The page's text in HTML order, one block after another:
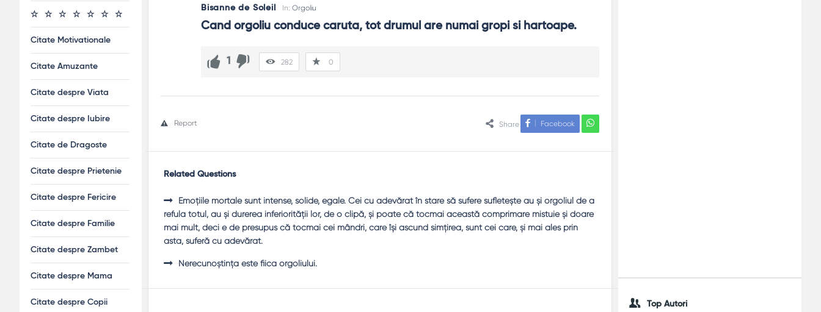
Bisanne de Soleil In: Orgoliu
Cand orgoliu conduce caruta, tot drumul are numai gropi si hartoape.
1 282 0
Share Facebook
Report
Related Questions
Emoțiile mortale sunt intense, solide, egale. Cei cu adevărat în stare să sufere sufletește au și orgoliul de a
refula totul, au și durerea inferiorității lor, de o clipă, și poate că tocmai această comprimare mistuie și doare
mai mult, deci e de presupus că tocmai cei mândri, care își ascund simțirea, sunt cei care, și mai ales prin
asta, suferă cu adevărat.
Nerecunoștința este fiica orgoliului.
Top Autori
Citate Motivationale
Citate Amuzante
Citate despre Viata
Citate despre Iubire
Citate de Dragoste
Citate despre Prietenie
Citate despre Fericire
Citate despre Familie
Citate despre Zambet
Citate despre Mama
Citate despre Copii